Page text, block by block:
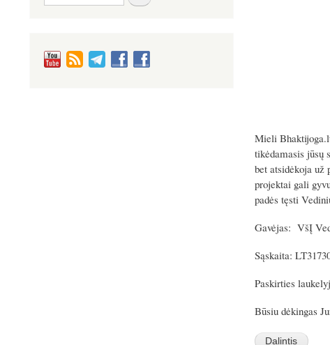
Mieli
tikėdamasis
bet atsidėkoja už
projektai gali
padės tęsti
Gavėjas: VšĮ
Sąskaita:
Paskirties
Būsiu dėkingas